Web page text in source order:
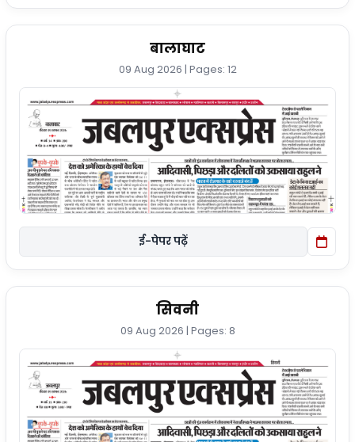
बालाघाट
09 Aug 2026 | Pages: 12
ई-पेपर पढ़ें
सिवनी
09 Aug 2026 | Pages: 8